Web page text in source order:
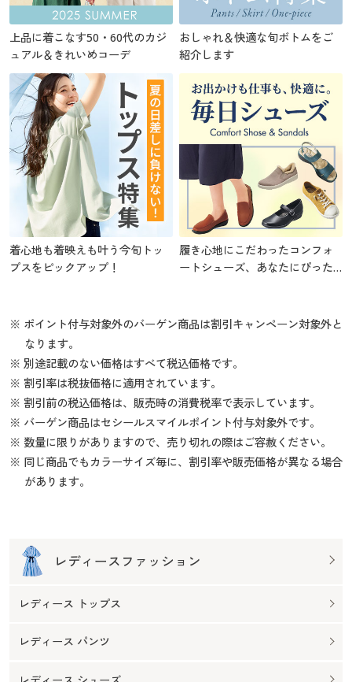
上品に着こなす50・60代のカジ
ュアル＆きれいめコーデ
おしゃれ＆快適な旬ボトムをご
紹介します
着心地も着映えも叶う今旬トッ
プスをピックアップ！
履き心地にこだわったコンフォ
ートシューズ、あなたにぴった
※ ポイント付与対象外のバーゲン商品は割引キャンペーン対象外と
なります。
※ 別途記載のない価格はすべて税込価格です。
※ 割引率は税抜価格に適用されています。
※ 割引前の税込価格は、販売時の消費税率で表示しています。
※ バーゲン商品はセシールスマイルポイント付与対象外です。
※ 数量に限りがありますので、売り切れの際はご容赦ください。
※ 同じ商品でもカラーサイズ毎に、割引率や販売価格が異なる場合
があります。
レディースファッション
レディース トップス
レディース パンツ